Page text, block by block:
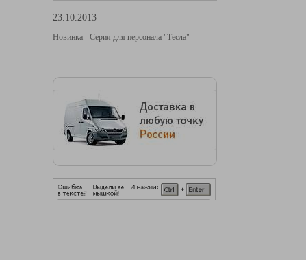
23.10.2013
Новинка - Серия для персонала "Тесла"